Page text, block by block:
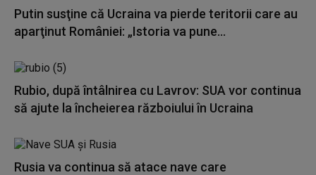
Putin susţine că Ucraina va pierde teritorii care au
aparţinut României: „Istoria va pune...
Rubio, după întâlnirea cu Lavrov: SUA vor continua
să ajute la încheierea războiului în Ucraina
Rusia va continua să atace nave care